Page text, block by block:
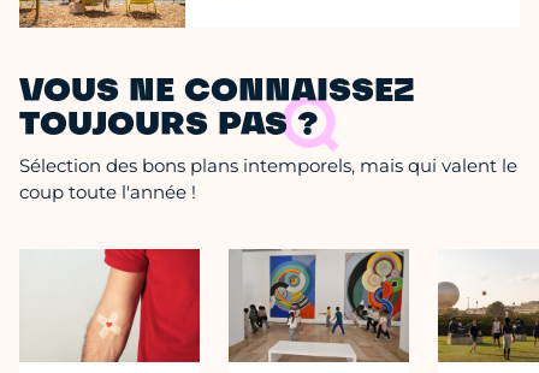
VOUS NE CONNAISSEZ
TOUJOURS PAS ?
Sélection des bons plans intemporels, mais qui valent le
coup toute l'année !